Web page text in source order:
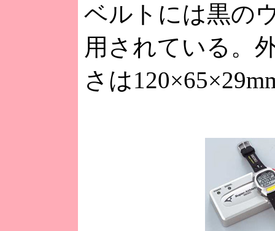
ベルトには黒の
用されている。
さは